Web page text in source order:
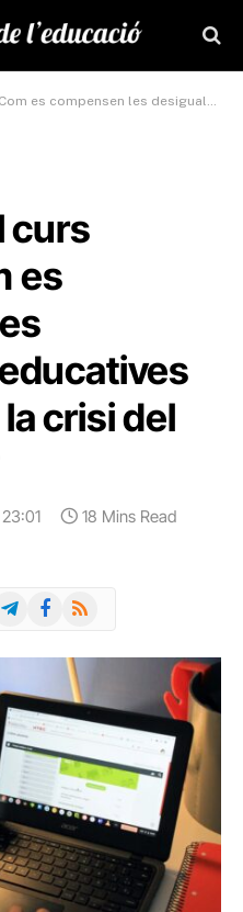
educatives derivades de la crisi del coronavirus?
curs
es
crisi del
18 Mins Read
TelegramFacebook
RSS